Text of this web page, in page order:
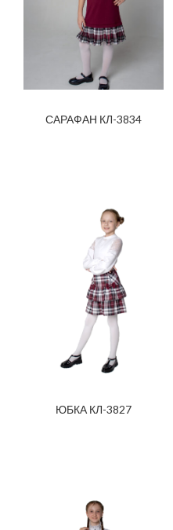
САРАФАН КЛ-3834
ЮБКА КЛ-3827